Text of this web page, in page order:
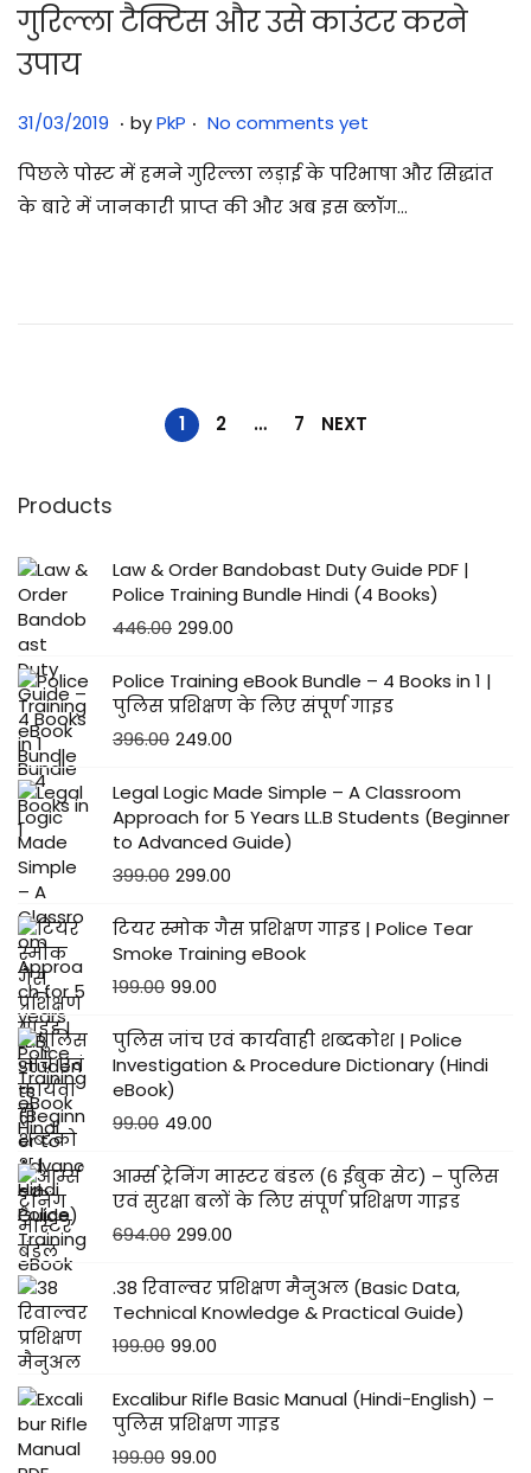
गुरिल्ला टैक्टिस और उसे काउंटर करने
उपाय
Posted on
31/03/2019 3
0
. byPkP . No comments yet
पिछले पोस्ट में हमने गुरिल्ला लड़ाई के परिभाषा और सिद्धांत
के बारे में जानकारी प्राप्त की और अब इस ब्लॉग…
1 2 … 7 NEXT
Products
Law & Order Bandobast Duty Guide PDF |
Police Training Bundle Hindi (4 Books)
446.00 299.00
Police Training eBook Bundle – 4 Books in 1 |
पुलिस प्रशिक्षण के लिए संपूर्ण गाइड
396.00 249.00
Legal Logic Made Simple – A Classroom
Approach for 5 Years LL.B Students (Beginner
to Advanced Guide)
399.00 299.00
टियर स्मोक गैस प्रशिक्षण गाइड | Police Tear
Smoke Training eBook
199.00 99.00
पुलिस जांच एवं कार्यवाही शब्दकोश | Police
Investigation & Procedure Dictionary (Hindi
eBook)
99.00 49.00
आर्म्स ट्रेनिंग मास्टर बंडल (6 ईबुक सेट) – पुलिस
एवं सुरक्षा बलों के लिए संपूर्ण प्रशिक्षण गाइड
694.00 299.00
.38 रिवाल्वर प्रशिक्षण मैनुअल (Basic Data,
Technical Knowledge & Practical Guide)
199.00 99.00
Excalibur Rifle Basic Manual (Hindi-English) –
पुलिस प्रशिक्षण गाइड
199.00 99.00